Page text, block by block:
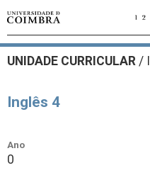
UNIDADE CURRICULAR /
Inglês 4
Ano
0